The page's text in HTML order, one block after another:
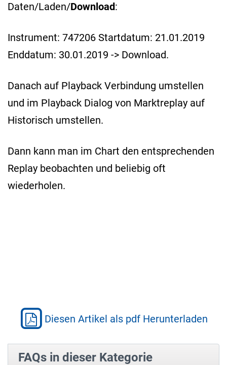
Daten/Laden/Download:
Instrument: 747206 Startdatum: 21.01.2019
Enddatum: 30.01.2019 -> Download.
Danach auf Playback Verbindung umstellen
und im Playback Dialog von Marktreplay auf
Historisch umstellen.
Dann kann man im Chart den entsprechenden
Replay beobachten und beliebig oft
wiederholen.
Diesen Artikel als pdf Herunterladen
FAQs in dieser Kategorie